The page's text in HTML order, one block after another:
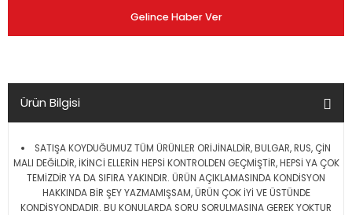
Gelince Haber Ver
Ürün Bilgisi
SATIŞA KOYDUĞUMUZ TÜM ÜRÜNLER ORİJİNALDİR, BULGAR, RUS, ÇİN
MALI DEĞİLDİR, İKİNCİ ELLERİN HEPSİ KONTROLDEN GEÇMİŞTİR, HEPSİ YA ÇOK
TEMİZDİR YA DA SIFIRA YAKINDIR. ÜRÜN AÇIKLAMASINDA KONDİSYON
HAKKINDA BİR ŞEY YAZMAMIŞSAM, ÜRÜN ÇOK İYİ VE ÜSTÜNDE
KONDİSYONDADIR. BU KONULARDA SORU SORULMASINA GEREK YOKTUR